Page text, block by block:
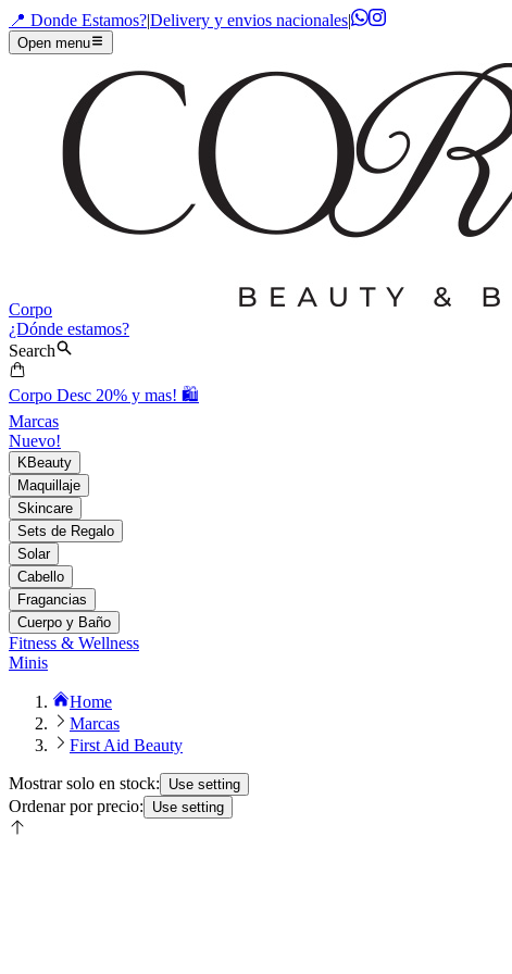
📍 Donde Estamos?|Delivery y envios nacionales|
Open menu
Corpo
¿Dónde estamos?
Search
Corpo Desc 20% y mas! 🛍️
Marcas
Nuevo!
KBeauty
Maquillaje
Skincare
Sets de Regalo
Solar
Cabello
Fragancias
Cuerpo y Baño
Fitness & Wellness
Minis
Home
Marcas
First Aid Beauty
Mostrar solo en stock: Use setting
Ordenar por precio: Use setting